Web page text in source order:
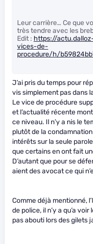
Leur carrière… Ce que
très tendre avec les
Edit : https://
vices-de-
procedure/h/
J’ai pris du temps pour
vis simplement pas dans
Le vice de procédure
et l’actualité récente
ce niveau. Il n’y a nis le
plutôt de la
intérêts sur la seule
que certains en ont fait
D’autant que pour se
aient des avocat ce qui
Comme déjà mentionné,
de police, il n’y a qu’a
pas abouti lors des gilets